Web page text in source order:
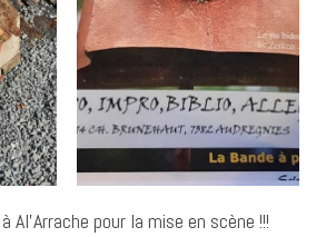
Al’Arrache pour la mise en scène !!!